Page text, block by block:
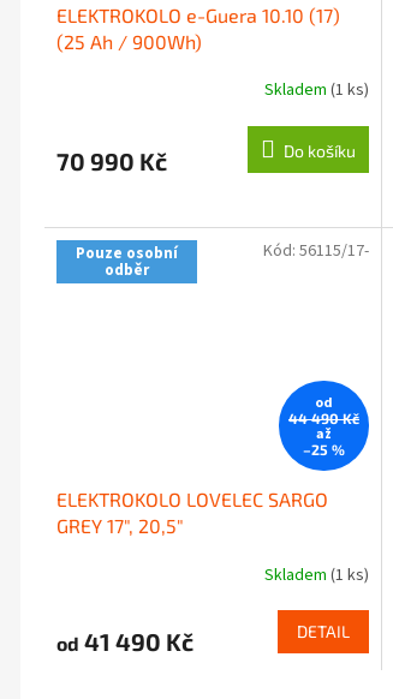
ELEKTROKOLO e-Guera 10.10 (17)
(25 Ah / 900Wh)
Skladem (1 ks)
70 990 Kč Do košíku
Pouze osobní
odběr
od
44 490 Kč
až
–25 %
ELEKTROKOLO LOVELEC SARGO
GREY 17", 20,5"
Skladem (1 ks)
od 41 490 Kč DETAIL
Kód: 56115/17-